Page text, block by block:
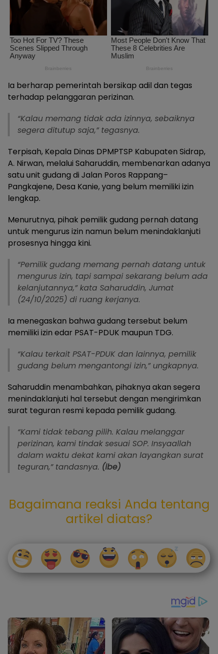
Ia berharap pemerintah bersikap adil dan tegas
terhadap pelanggaran perizinan.
“Kalau memang tidak ada izinnya, sebaiknya
segera ditutup saja,” tegasnya.
Terpisah, Kepala Dinas DPMPTSP Kabupaten Sidrap,
A. Nirwan, melalui Saharuddin, membenarkan adanya
satu unit gudang di Jalan Poros Rappang–
Pangkajene, Desa Kanie, yang belum memiliki izin
lengkap.
Menurutnya, pihak pemilik gudang pernah datang
untuk mengurus izin namun belum menindaklanjuti
prosesnya hingga kini.
“Pemilik gudang memang pernah datang untuk
mengurus izin, tapi sampai sekarang belum ada
kelanjutannya,” kata Saharuddin, Jumat
(24/10/2025) di ruang kerjanya.
Ia menegaskan bahwa gudang tersebut belum
memiliki izin edar PSAT-PDUK maupun TDG.
“Kalau terkait PSAT-PDUK dan lainnya, pemilik
gudang belum mengantongi izin,” ungkapnya.
Saharuddin menambahkan, pihaknya akan segera
menindaklanjuti hal tersebut dengan mengirimkan
surat teguran resmi kepada pemilik gudang.
“Kami tidak tebang pilih. Kalau melanggar
perizinan, kami tindak sesuai SOP. Insyaallah
dalam waktu dekat kami akan layangkan surat
teguran,” tandasnya. (ibe)
Bagaimana reaksi Anda tentang
artikel diatas?